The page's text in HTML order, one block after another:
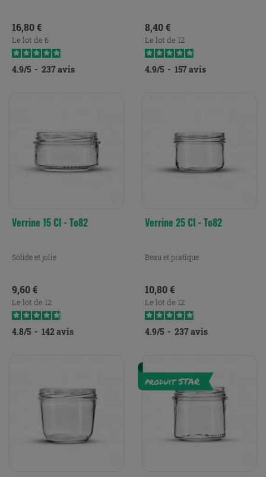
Prix
16,80 €
Le lot de 6
4.9/5 - 237avis
Prix
8,40 €
Le lot de 12
4.9/5 - 157avis
Verrine 15 Cl - To82
Solide et jolie
Prix
9,60 €
Le lot de 12
4.8/5 - 142avis
Verrine 25 Cl - To82
Beau et pratique
Prix
10,80 €
Le lot de 12
4.9/5 - 237avis